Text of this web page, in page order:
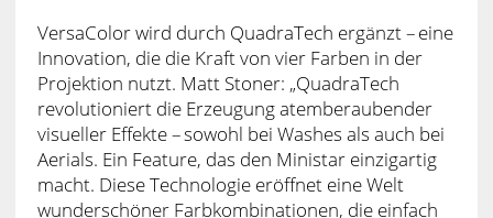
VersaColor wird durch QuadraTech ergänzt – eine
Innovation, die die Kraft von vier Farben in der
Projektion nutzt. Matt Stoner: „QuadraTech
revolutioniert die Erzeugung atemberaubender
visueller Effekte – sowohl bei Washes als auch bei
Aerials. Ein Feature, das den Ministar einzigartig
macht. Diese Technologie eröffnet eine Welt
wunderschöner Farbkombinationen, die einfach